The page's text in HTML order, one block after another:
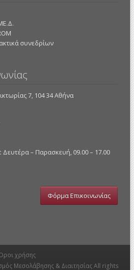
συνεδρίων
7, 104 34 Αθήνα
Δευτέρα – Παρασκευή, 09.00 – 17.00
Φόρμα Επικοινωνίας
χρήσης
Μεσολάβησης & Διαιτησίας All rights